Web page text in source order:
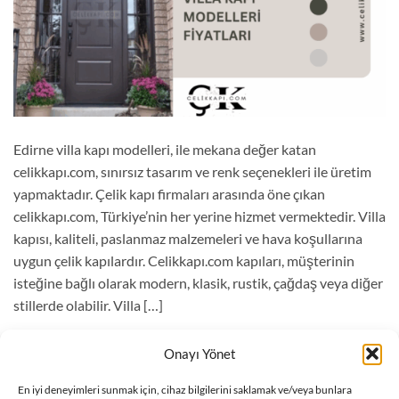
Onayı Yönet
En iyi deneyimleri sunmak için, cihaz bilgilerini saklamak ve/veya bunlara
Edirne villa kapı modelleri, ile mekana değer katan
celikkapı.com, sınırsız tasarım ve renk seçenekleri ile üretim
yapmaktadır. Çelik kapı firmaları arasında öne çıkan
celikkapı.com, Türkiye’nin her yerine hizmet vermektedir. Villa
kapısı, kaliteli, paslanmaz malzemeleri ve hava koşullarına
uygun çelik kapılardır. Celikkapı.com kapıları, müşterinin
isteğine bağlı olarak modern, klasik, rustik, çağdaş veya diğer
stillerde olabilir. Villa […]